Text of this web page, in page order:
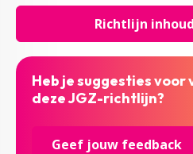
Richtlijn
Heb je suggesties
deze JGZ-richtlijn?
Geef jouw feedback